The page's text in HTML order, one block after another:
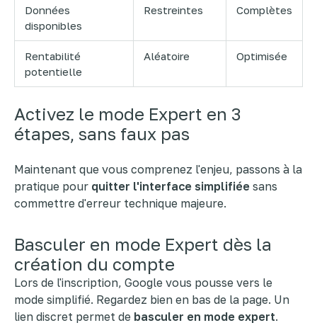
Données
disponibles
Restreintes Complètes
Rentabilité
potentielle
Aléatoire Optimisée
Activez le mode Expert en 3
étapes, sans faux pas
Maintenant que vous comprenez l'enjeu, passons à la
pratique pour quitter l'interface simplifiée sans
commettre d'erreur technique majeure.
Basculer en mode Expert dès la
création du compte
Lors de l'inscription, Google vous pousse vers le
mode simplifié. Regardez bien en bas de la page. Un
lien discret permet de basculer en mode expert.